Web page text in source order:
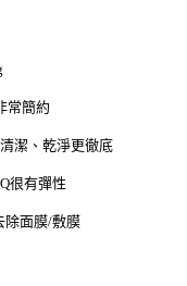
常簡約
潔、乾淨更徹底
很有彈性
除面膜/敷膜